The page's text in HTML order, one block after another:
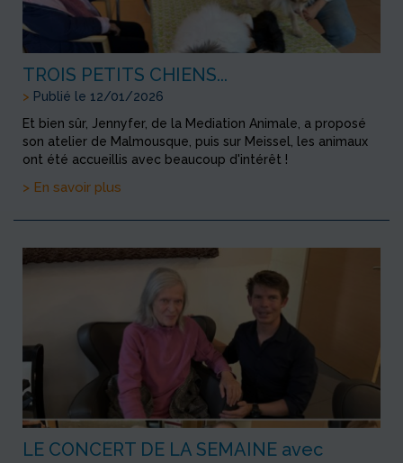
TROIS PETITS CHIENS...
> Publié le 12/01/2026
Et bien sûr, Jennyfer, de la Mediation Animale, a proposé
son atelier de Malmousque, puis sur Meissel, les animaux
ont été accueillis avec beaucoup d'intérêt !
> En savoir plus
LE CONCERT DE LA SEMAINE avec